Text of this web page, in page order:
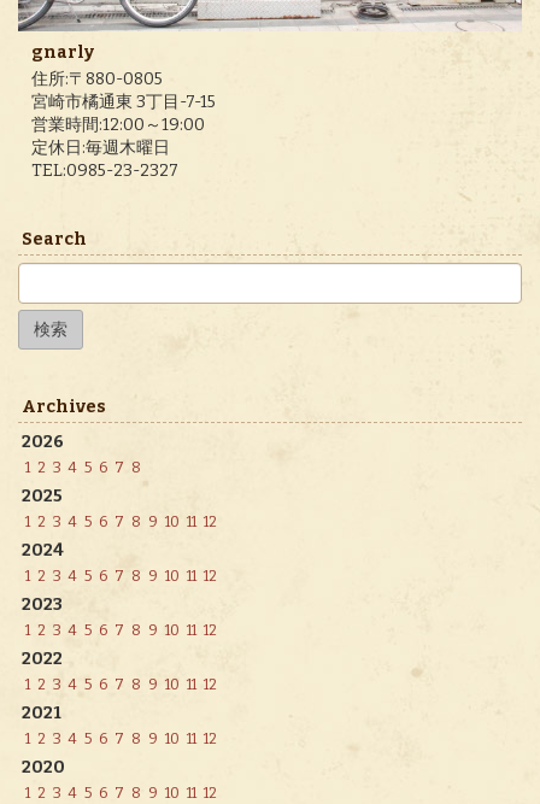
gnarly
住所:〒880-0805
宮崎市橘通東 3丁目-7-15
営業時間:12:00～19:00
定休日:毎週木曜日
TEL:0985-23-2327
Search
検
索:
Archives
2026
1 2 3 4 5 6 7 8
2025
1 2 3 4 5 6 7 8 9 10 11 12
2024
1 2 3 4 5 6 7 8 9 10 11 12
2023
1 2 3 4 5 6 7 8 9 10 11 12
2022
1 2 3 4 5 6 7 8 9 10 11 12
2021
1 2 3 4 5 6 7 8 9 10 11 12
2020
1 2 3 4 5 6 7 8 9 10 11 12